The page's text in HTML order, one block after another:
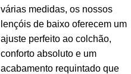
várias medidas, os nossos
lençóis de baixo oferecem um
ajuste perfeito ao colchão,
conforto absoluto e um
acabamento requintado que